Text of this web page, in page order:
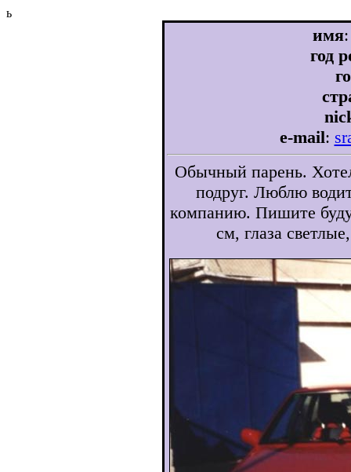
ь
имя
год
e-mail:
Обычный парень.
подруг. Люблю
компанию. Пишите
см, глаза